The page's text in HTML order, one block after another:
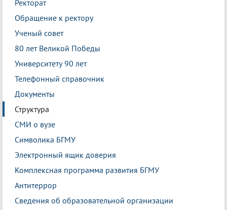
Ректорат
Обращение к ректору
Ученый совет
80 лет Великой Победы
Университету 90 лет
Телефонный справочник
Документы
Структура
СМИ о вузе
Символика БГМУ
Электронный ящик доверия
Комплексная программа развития БГМУ
Антитеррор
Сведения об образовательной организации